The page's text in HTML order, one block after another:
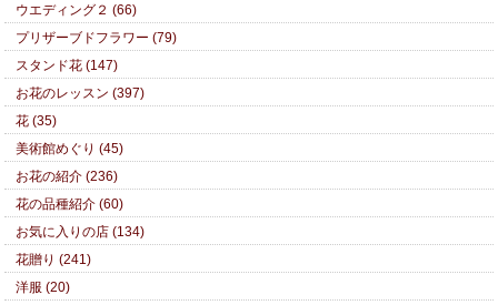
ウエディング２ (66)
プリザーブドフラワー (79)
スタンド花 (147)
お花のレッスン (397)
花 (35)
美術館めぐり (45)
お花の紹介 (236)
花の品種紹介 (60)
お気に入りの店 (134)
花贈り (241)
洋服 (20)